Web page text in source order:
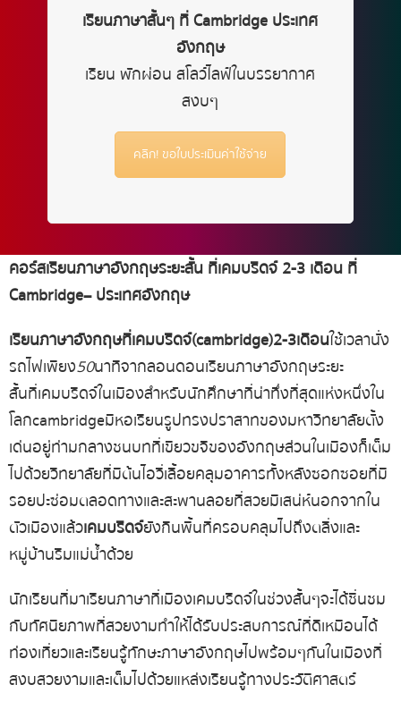
เรียนภาษาสั้นๆ ที่ Cambridge ประเทศ
อังกฤษ
เรียน พักผ่อน สโลว์ไลฟ์ในบรรยากาศ
สงบๆ
คลิก! ขอใบประเมินค่าใช้จ่าย
คอร์สเรียนภาษาอังกฤษระยะสั้น ที่เคมบริดจ์2-3 เดือน ที่
Cambridge –ประเทศอังกฤษ
เรียนภาษาอังกฤษที่เคมบริดจ์(cambridge) 2-3เดือนใช้เวลานั่ง
รถไฟเพียง50นาทีจากลอนดอนเรียนภาษาอังกฤษระยะ
สั้นที่เคมบริดจ์ในเมืองสำหรับนักศึกษาที่น่าทึ่งที่สุดแห่งหนึ่งใน
โลกcambridgeมีหอเรียนรูปทรงปราสาทของมหาวิทยาลัยตั้ง
เด่นอยู่ท่ามกลางชนบทที่เขียวขจีของอังกฤษส่วนในเมืองก็เต็ม
ไปด้วยวิทยาลัยที่มีต้นไอวี่เลื้อยคลุมอาคารทั้งหลังซอกซอยที่มี
รอยปะซ่อมตลอดทางและสะพานลอยที่สวยมีเสน่ห์นอกจากใน
ตัวเมืองแล้วเคมบริดจ์ยังกินพื้นที่ครอบคลุมไปถึงตลิ่งและ
หมู่บ้านริมแม่น้ำด้วย
นักเรียนที่มาเรียนภาษาที่เมืองเคมบริดจ์ในช่วงสั้นๆจะได้ชื่นชม
กับทัศนียภาพที่สวยงามทำให้ได้รับประสบการณ์ที่ดีเหมือนได้
ท่องเที่ยวและเรียนรู้ทักษะภาษาอังกฤษไปพร้อมๆกันในเมืองที่
สงบสวยงามและเต็มไปด้วยแหล่งเรียนรู้ทางประวัติศาสตร์